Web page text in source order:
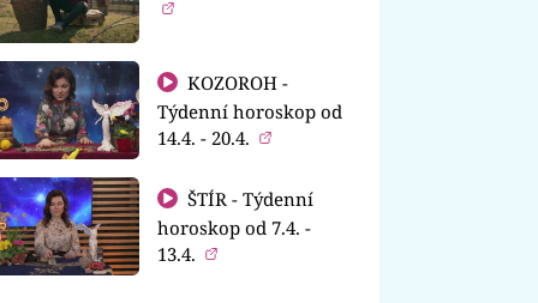
KOZOROH -
Týdenní horoskop od
14.4. - 20.4.
ŠTÍR - Týdenní
horoskop od 7.4. -
13.4.